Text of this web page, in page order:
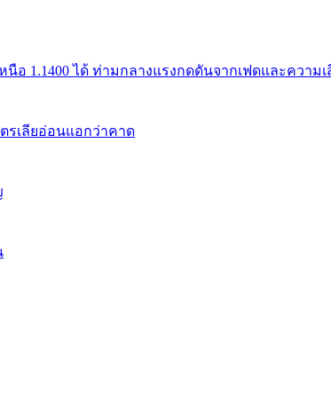
อ 1.1400 ได้ ท่ามกลางแรงกดดันจากเฟดและความ
รเลียอ่อนแอกว่าคาด